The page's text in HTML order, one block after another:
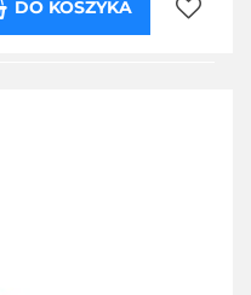
DO KOSZYKA